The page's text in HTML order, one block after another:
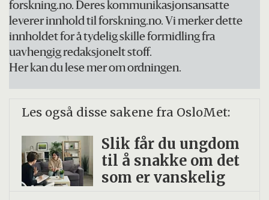
forskning.no. Deres kommunikasjonsansatte
leverer innhold til forskning.no. Vi merker dette
innholdet for å tydelig skille formidling fra
uavhengig redaksjonelt stoff.
Her kan du lese mer om ordningen.
Les også disse sakene fra OsloMet:
Slik får du ungdom
til å snakke om det
som er vanskelig